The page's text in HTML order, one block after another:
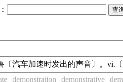
汽车加速时发出的声音〕。vi.
demonstration demonstrative